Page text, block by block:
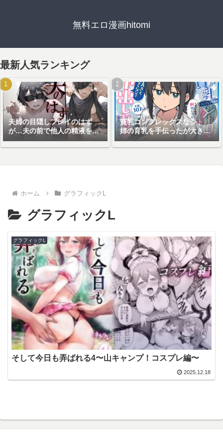
無料エロ漫画hitomi
最新人気ランキング
夫婦の目隠しプレイのはず
が…夫の前で他人の精液を注
ぎ込まれる妻
貧乳コンプレックスなジト目
姉の育乳を手伝ったが大きく
ならないので中出しセックス
することになった話
ホーム グラフィックL
グラフィックL
グラフィックL
そして今日も弄ばれる4〜山キャンプ！コスプレ編〜
2025.12.18